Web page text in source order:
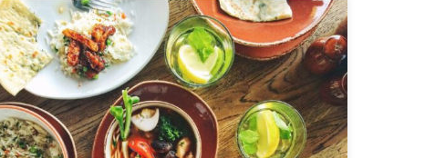
Wir vom Netzwerk Konkrete Solidarität – Projekt Teachers on
the Road laden euch herzlich ein zu unserer Vokü mit Vortrag
[…]